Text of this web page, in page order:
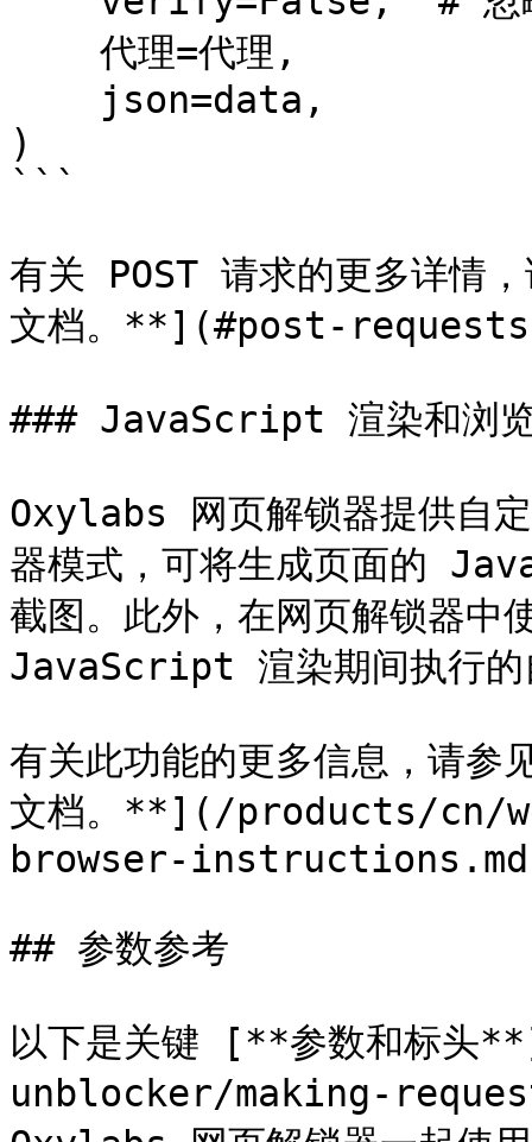
)
```
有关 POST 请求的更多详情
文档。**](#post-
### JavaScript 渲染和浏
Oxylabs 网页解锁器提供自
器模式，可将生成页面的
截图。此外，在网页解锁器中
JavaScript 渲染期间执行的
有关此功能的更多信息，请
文档。**](/products/cn/
browser-
## 参数参考
以下是关键 [**参数和标
unblocker/making-